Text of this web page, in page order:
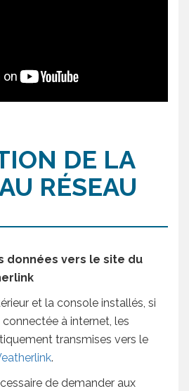
DE LA
RÉSEAU
données vers le site du
et la console installés, si
à internet, les
transmises vers le
.
de demander aux